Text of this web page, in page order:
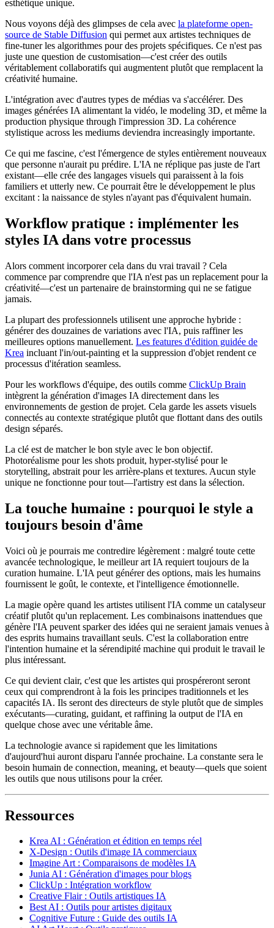
esthétique unique.
Nous voyons déjà des glimpses de cela avec la plateforme open-
source de Stable Diffusion qui permet aux artistes techniques de
fine-tuner les algorithmes pour des projets spécifiques. Ce n'est pas
juste une question de customisation—c'est créer des outils
véritablement collaboratifs qui augmentent plutôt que remplacent la
créativité humaine.
L'intégration avec d'autres types de médias va s'accélérer. Des
images générées IA alimentant la vidéo, le modeling 3D, et même la
production physique through l'impression 3D. La cohérence
stylistique across les mediums deviendra increasingly importante.
Ce qui me fascine, c'est l'émergence de styles entièrement nouveaux
que personne n'aurait pu prédire. L'IA ne réplique pas juste de l'art
existant—elle crée des langages visuels qui paraissent à la fois
familiers et utterly new. Ce pourrait être le développement le plus
excitant : la naissance de styles n'ayant pas d'équivalent humain.
Workflow pratique : implémenter les
styles IA dans votre processus
Alors comment incorporer cela dans du vrai travail ? Cela
commence par comprendre que l'IA n'est pas un replacement pour la
créativité—c'est un partenaire de brainstorming qui ne se fatigue
jamais.
La plupart des professionnels utilisent une approche hybride :
générer des douzaines de variations avec l'IA, puis raffiner les
meilleures options manuellement. Les features d'édition guidée de
Krea incluant l'in/out-painting et la suppression d'objet rendent ce
processus d'itération seamless.
Pour les workflows d'équipe, des outils comme ClickUp Brain
intègrent la génération d'images IA directement dans les
environnements de gestion de projet. Cela garde les assets visuels
connectés au contexte stratégique plutôt que flottant dans des outils
design séparés.
La clé est de matcher le bon style avec le bon objectif.
Photoréalisme pour les shots produit, hyper-stylisé pour le
storytelling, abstrait pour les arrière-plans et textures. Aucun style
unique ne fonctionne pour tout—l'artistry est dans la sélection.
La touche humaine : pourquoi le style a
toujours besoin d'âme
Voici où je pourrais me contredire légèrement : malgré toute cette
avancée technologique, le meilleur art IA requiert toujours de la
curation humaine. L'IA peut générer des options, mais les humains
fournissent le goût, le contexte, et l'intelligence émotionnelle.
La magie opère quand les artistes utilisent l'IA comme un catalyseur
créatif plutôt qu'un replacement. Les combinaisons inattendues que
génère l'IA peuvent sparker des idées qui ne seraient jamais venues à
des esprits humains travaillant seuls. C'est la collaboration entre
l'intention humaine et la sérendipité machine qui produit le travail le
plus intéressant.
Ce qui devient clair, c'est que les artistes qui prospéreront seront
ceux qui comprendront à la fois les principes traditionnels et les
capacités IA. Ils seront des directeurs de style plutôt que de simples
exécutants—curating, guidant, et raffining la output de l'IA en
quelque chose avec une véritable âme.
La technologie avance si rapidement que les limitations
d'aujourd'hui auront disparu l'année prochaine. La constante sera le
besoin humain de connection, meaning, et beauty—quels que soient
les outils que nous utilisons pour la créer.
Ressources
Krea AI : Génération et édition en temps réel
X-Design : Outils d'image IA commerciaux
Imagine Art : Comparaisons de modèles IA
Junia AI : Génération d'images pour blogs
ClickUp : Intégration workflow
Creative Flair : Outils artistiques IA
Best AI : Outils pour artistes digitaux
Cognitive Future : Guide des outils IA